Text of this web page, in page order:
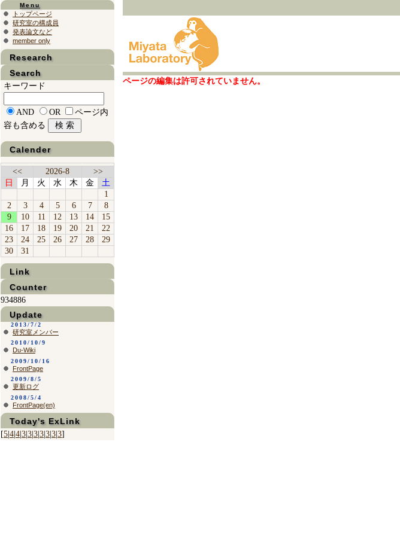
ページの編集は許可されていません。
Menu
トップページ
研究室の構成員
発表論文など
member only
Research
Search
キーワード
AND OR
ページ内
容も含める
Calender
<< 2026-8
>>
日
月 火 水 木 金
土
1
2
3 4 5 6 7
8
9
10 11 12 13 14
15
16
17 18 19 20 21
22
23
24 25 26 27 28
29
30
31
Link
Counter
934886
Update
2013/7/2
研究室メンバー
2010/10/9
Du-Wiki
2009/10/16
FrontPage
2009/8/5
更新ログ
2008/5/4
FrontPage(en)
Today's ExLink
[5 4 4 3 3 3 3 3 3 3]